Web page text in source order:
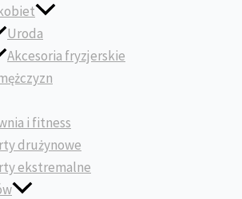
Uroda
Akcesoria fryzjerskie
i fitness
drużynowe
ekstremalne